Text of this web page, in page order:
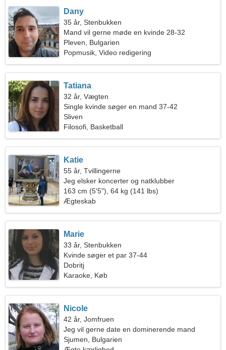
Dany
35 år, Stenbukken
Mand vil gerne møde en kvinde 28-32
Pleven, Bulgarien
Popmusik, Video redigering
Tatiana
32 år, Vægten
Single kvinde søger en mand 37-42
Sliven
Filosofi, Basketball
Katie
55 år, Tvillingerne
Jeg elsker koncerter og natklubber
163 cm (5'5"), 64 kg (141 lbs)
Ægteskab
Marie
33 år, Stenbukken
Kvinde søger et par 37-44
Dobritj
Karaoke, Køb
Nicole
42 år, Jomfruen
Jeg vil gerne date en dominerende mand
Sjumen, Bulgarien